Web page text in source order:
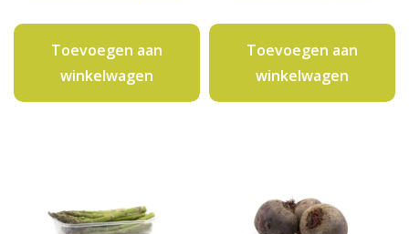
aantal
Toevoegen aan
winkelwagen
500
gram
Toevoegen aan
winkelwagen